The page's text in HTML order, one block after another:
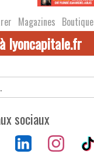
Magazines Boutique
lyoncapitale.fr
sociaux